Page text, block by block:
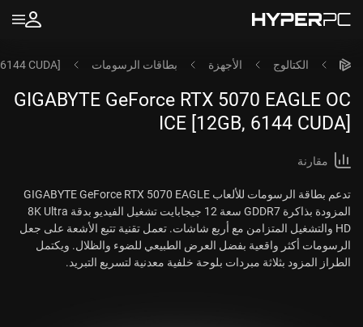
الكتالوج الأجهزة بطاقات الرسومات CUDA]
GIGABYTE GeForce RTX 5070 EAGLE OC
ICE [12GB, 6144 CUDA]
مقارنة
تدعم بطاقة الرسومات للألعاب GIGABYTE GeForce RTX 5070 EAGLE
المزودة بذاكرة GDDR7 سعة 12 جيجابايت تشغيل الفيديو بدقة 8K Ultra
HD والتشغيل المتزامن مع أربع شاشات. تعمل تقنية تتبع الأشعة على جعل
الرسومات أكثر واقعية بفضل العرض الطبيعي للضوء والظلال. ويكتمل
الطراز المزود بثلاثة مبردات بلوحة خلفية معدنية لتسريع التبريد.